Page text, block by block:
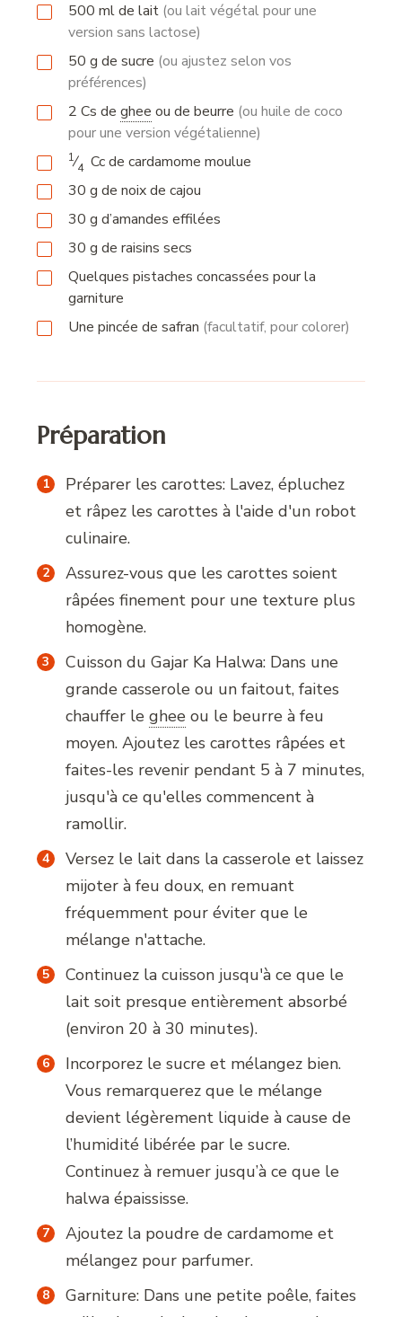
500 mlde lait (ou lait végétal pour une
version sans lactose)
50 g de sucre (ou ajustez selon vos
préférences)
2 Cs de ghee ou de beurre (ou huile de coco
pour une version végétalienne)
1⁄4 Ccde cardamome moulue
30 g de noix de cajou
30 g d’amandes effilées
30 g de raisins secs
Quelques pistaches concassées pour la
garniture
Une pincée de safran (facultatif, pour colorer)
Préparation
Préparer les carottes: Lavez, épluchez
et râpez les carottes à l'aide d'un robot
culinaire.
Assurez-vous que les carottes soient
râpées finement pour une texture plus
homogène.
Cuisson du Gajar Ka Halwa: Dans une
grande casserole ou un faitout, faites
chauffer le ghee ou le beurre à feu
moyen. Ajoutez les carottes râpées et
faites-les revenir pendant 5 à 7 minutes,
jusqu'à ce qu'elles commencent à
ramollir.
Versez le lait dans la casserole et laissez
mijoter à feu doux, en remuant
fréquemment pour éviter que le
mélange n'attache.
Continuez la cuisson jusqu'à ce que le
lait soit presque entièrement absorbé
(environ 20 à 30 minutes).
Incorporez le sucre et mélangez bien.
Vous remarquerez que le mélange
devient légèrement liquide à cause de
l’humidité libérée par le sucre.
Continuez à remuer jusqu’à ce que le
halwa épaississe.
Ajoutez la poudre de cardamome et
mélangez pour parfumer.
Garniture: Dans une petite poêle, faites